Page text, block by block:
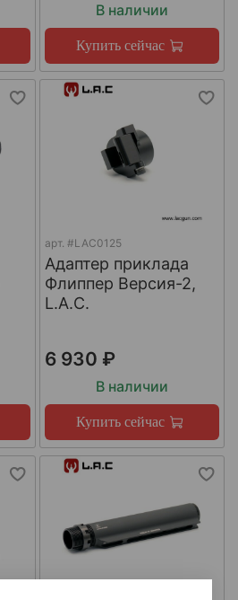
В наличии
Купить сейчас
арт. #LAC0125
Адаптер приклада
Флиппер Версия-2,
L.A.C.
6 930 ₽
В наличии
Купить сейчас